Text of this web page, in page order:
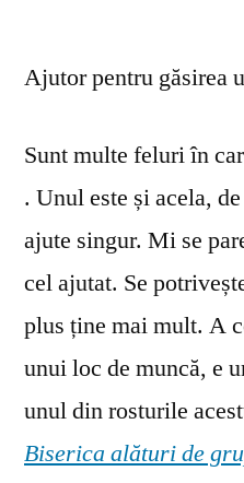
Ajutor pentru găsirea
Sunt multe feluri în
. Unul este și acela,
ajute singur. Mi se
cel ajutat. Se
plus ține mai mult. A
unui loc de muncă, e
unul din rosturile
Biserica alături de